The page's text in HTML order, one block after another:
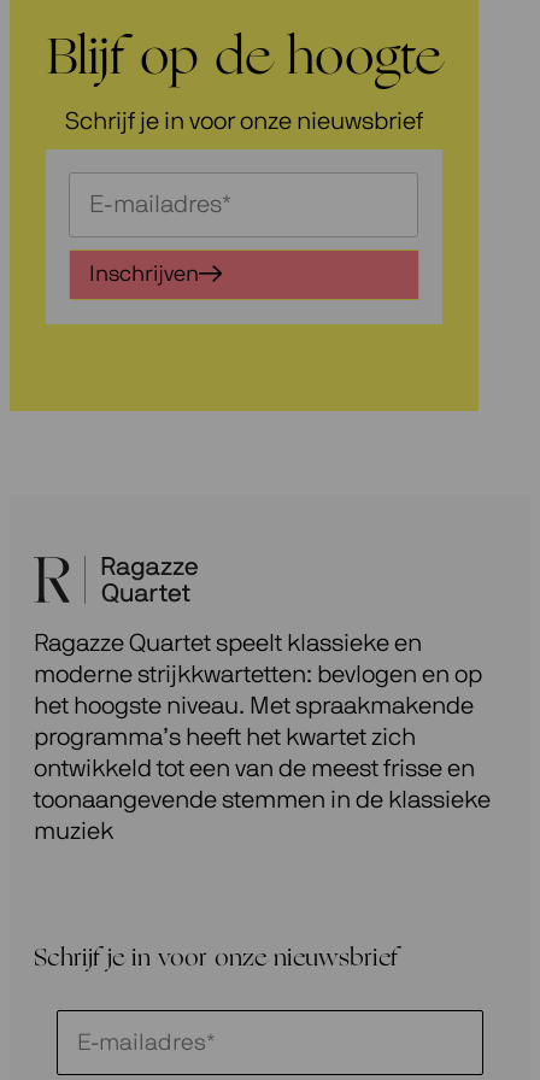
Blijf op de hoogte
Schrijf je in voor onze nieuwsbrief
Schrijf
je
in
voor
Inschrijven
Ragazze Quartet speelt klassieke en
moderne strijkkwartetten: bevlogen en op
het hoogste niveau. Met spraakmakende
programma’s heeft het kwartet zich
ontwikkeld tot een van de meest frisse en
toonaangevende stemmen in de klassieke
muziek
Schrijf je in voor onze nieuwsbrief
Schrijf